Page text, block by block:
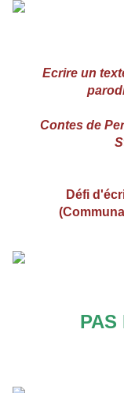
Ecrire un
Contes de
Défi
PAS